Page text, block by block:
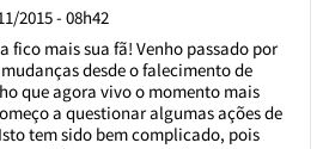
2015 - 08h42
fico mais sua fã! Venho passado por
desde o falecimento de
que agora vivo o momento mais
a questionar algumas ações de
tem sido bem complicado, pois